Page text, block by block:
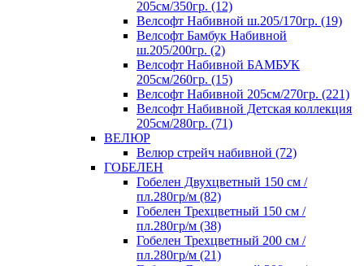
205см/350гр. (12)
Велсофт Набивной ш.205/170гр. (19)
Велсофт Бамбук Набивной
ш.205/200гр. (2)
Велсофт Набивной БАМБУК
205см/260гр. (15)
Велсофт Набивной 205см/270гр. (221)
Велсофт Набивной Детская коллекция
205см/280гр. (71)
ВЕЛЮР
Велюр стрейч набивной (72)
ГОБЕЛЕН
Гобелен Двухцветный 150 см /
пл.280гр/м (82)
Гобелен Трехцветный 150 см /
пл.280гр/м (38)
Гобелен Трехцветный 200 см /
пл.280гр/м (21)